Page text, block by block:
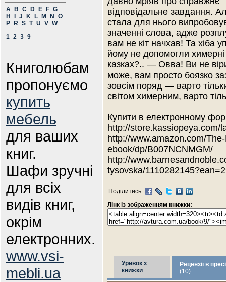
A
B C D E F G
H
J K L M N
O
P
R S T U V W
1 2 3 9
Книголюбам
пропонуємо
купить
мебель
для ваших
книг.
Шафи зручні
для всіх
видів книг,
окрім
електронних.
www.vsi-
mebli.ua
відповідальне завдання.
стала для нього
значенні слова, адже
вам не кіт начхав! Та хіба
йому не допомогли химерні
казках?.. — Овва! Ви не
може, вам просто боязко
зовсім поряд — варто
світом химерним, варто
Купити в електронному
http://store.kassiopeya.com/
http://www.amazon.com/
ebook/dp/B007NCNMGM/
http://
tysovska/
Поділитись:
Лінк із зображенням книжки:
Уривок з
книжки
Рецензії в пресі
(10)